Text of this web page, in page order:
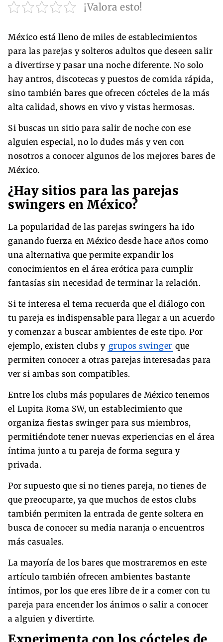
¡Valora esto!
México está lleno de miles de establecimientos
para las parejas y solteros adultos que deseen salir
a divertirse y pasar una noche diferente. No solo
hay antros, discotecas y puestos de comida rápida,
sino también bares que ofrecen cócteles de la más
alta calidad, shows en vivo y vistas hermosas.
Si buscas un sitio para salir de noche con ese
alguien especial, no lo dudes más y ven con
nosotros a conocer algunos de los mejores bares de
México.
¿Hay sitios para las parejas
swingers en México?
La popularidad de las parejas swingers ha ido
ganando fuerza en México desde hace años como
una alternativa que permite expandir los
conocimientos en el área erótica para cumplir
fantasías sin necesidad de terminar la relación.
Si te interesa el tema recuerda que el diálogo con
tu pareja es indispensable para llegar a un acuerdo
y comenzar a buscar ambientes de este tipo. Por
ejemplo, existen clubs y grupos swinger que
permiten conocer a otras parejas interesadas para
ver si ambas son compatibles.
Entre los clubs más populares de México tenemos
el Lupita Roma SW, un establecimiento que
organiza fiestas swinger para sus miembros,
permitiéndote tener nuevas experiencias en el área
íntima junto a tu pareja de forma segura y
privada.
Por supuesto que si no tienes pareja, no tienes de
que preocuparte, ya que muchos de estos clubs
también permiten la entrada de gente soltera en
busca de conocer su media naranja o encuentros
más casuales.
La mayoría de los bares que mostraremos en este
artículo también ofrecen ambientes bastante
íntimos, por los que eres libre de ir a comer con tu
pareja para encender los ánimos o salir a conocer
a alguien y divertirte.